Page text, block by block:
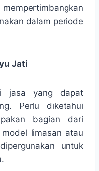
dalam periode
Jati
jasa yang dapat
Perlu diketahui
bagian dari
limasan atau
untuk